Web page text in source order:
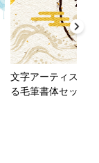
文字アーティスト
る毛筆書体セットが